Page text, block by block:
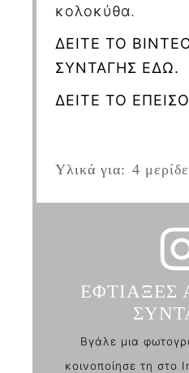
κολοκύθα.
ΔΕΙΤΕ ΤΟ
ΣΥΝΤΑΓΗΣ ΕΔΩ.
ΔΕΙΤΕ ΤΟ
Υλικά για: 4
ΕΦΤΙΑΞΕΣ
Βγάλε μια
κοινοποίησε τη στο